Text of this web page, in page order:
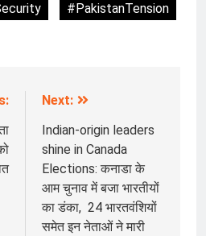
#PakistanTension
Next:
Indian-origin leaders
shine in Canada
Elections: कनाडा के
आम चुनाव में बजा भारतीयों
का डंका, 24 भारतवंशियों
समेत इन नेताओं ने मारी